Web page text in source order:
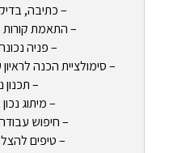
– כתיבה,
– התאמת
– פניה
– סימולציית הכנה
– תכנון
– מיתוג
– חיפוש
– טיפים